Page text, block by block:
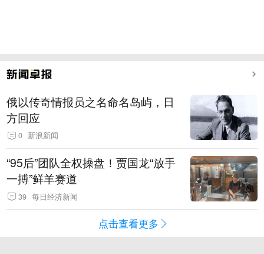
俄以传奇情报员之名命名岛屿，日
方回应
0 新浪新闻
“95后”团队全权操盘！贾国龙“放手
一搏”鲜羊赛道
39 每日经济新闻
点击查看更多